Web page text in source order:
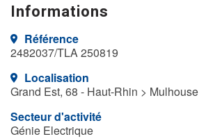
Informations
Référence
2482037/TLA 250819
Localisation
Grand Est, 68 - Haut-Rhin > Mulhouse
Secteur d'activité
Génie Electrique